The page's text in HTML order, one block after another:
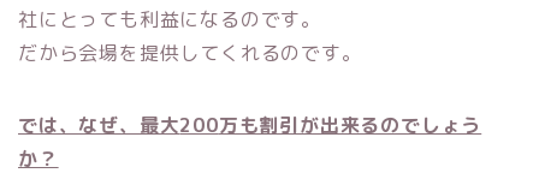
社にとっても利益になるのです。
だから会場を提供してくれるのです。
では、なぜ、最大200万も割引が出来るのでしょう
か？